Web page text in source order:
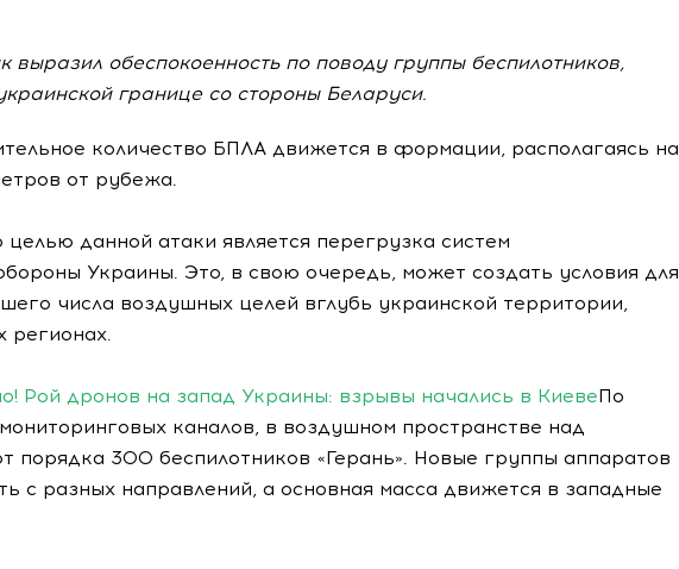
выразил обеспокоенность по поводу группы беспилотников,
границе со стороны Беларуси.
количество БПЛА движется в формации, располагаясь на
от рубежа.
целью данной атаки является перегрузка систем
Украины. Это, в свою очередь, может создать условия для
числа воздушных целей вглубь украинской территории,
регионах.
Рой дронов на запад Украины: взрывы начались в КиевеПо
каналов, в воздушном пространстве над
порядка 300 беспилотников «Герань». Новые группы аппаратов
с разных направлений, а основная масса движется в западные